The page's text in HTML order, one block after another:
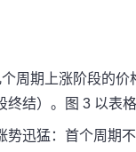
周期上涨阶段的
终结）。图 3 以表
势迅猛：首个周期